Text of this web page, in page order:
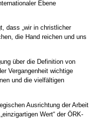
Ebene
dass „wir in christlicher
die Hand reichen und uns
über die Definition von
Vergangenheit wichtige
und die vielfältigen
Ausrichtung der Arbeit
Wert“ der ÖRK-